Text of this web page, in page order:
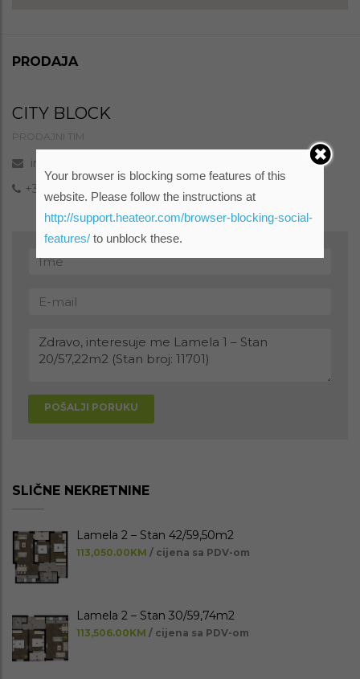
PRODAJA
CITY BLOCK
PRODAJNI TIM
info@cityblock.ba
+387 65 022 200
POŠALJI PORUKU
SLIČNE NEKRETNINE
Lamela 2 – Stan 42/59,50m2
113,050.00KM / cijena sa PDV-om
Lamela 2 – Stan 30/59,74m2
113,506.00KM / cijena sa PDV-om
Your browser is blocking some features of this
website. Please follow the instructions at
http://support.heateor.com/browser-blocking-social-
features/to unblock these.